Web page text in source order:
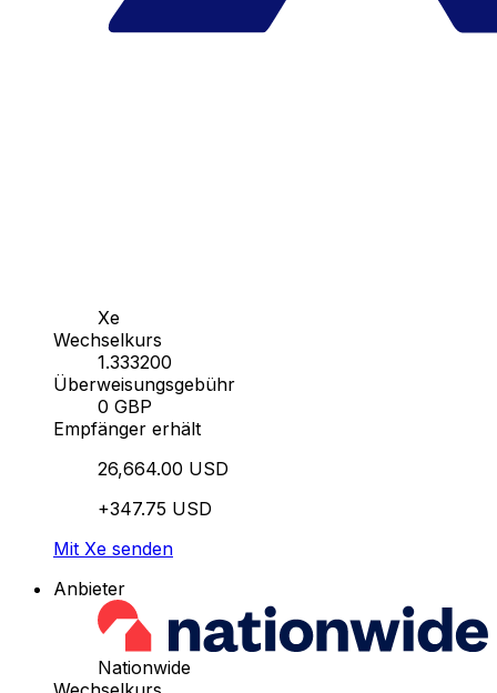
Xe
Wechselkurs
1.333200
Überweisungsgebühr
0 GBP
Empfänger erhält
26,664.00 USD
+347.75 USD
Mit Xe senden
Anbieter
Nationwide